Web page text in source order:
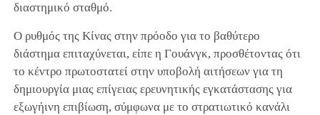
διαστημικό σταθμό.
Ο ρυθμός της Κίνας στην πρόοδο για το βαθύτερο
διάστημα επιταχύνεται, είπε η Γουάνγκ, προσθέτοντας ότι
το κέντρο πρωτοστατεί στην υποβολή αιτήσεων για τη
δημιουργία μιας επίγειας ερευνητικής εγκατάστασης για
εξωγήινη επιβίωση, σύμφωνα με το στρατιωτικό κανάλι